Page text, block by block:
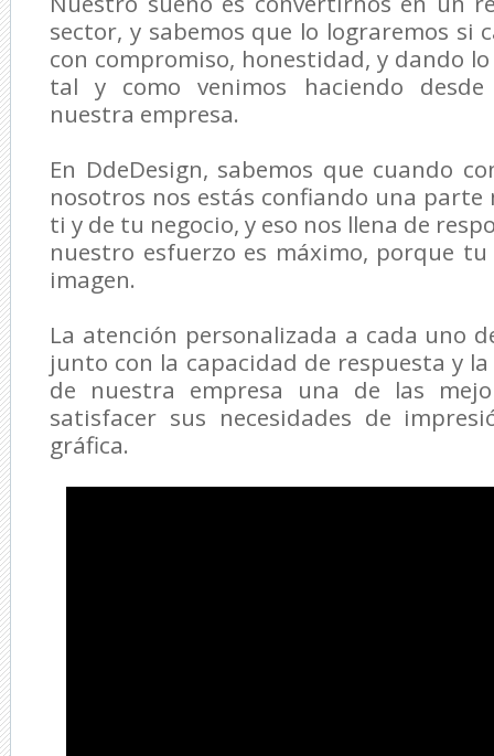
sector, y sabemos que lo lograremos si
con compromiso, honestidad, y dando
tal y como venimos haciendo
nuestra empresa.
En DdeDesign, sabemos que cuando
nosotros nos estás confiando una
ti y de tu negocio, y eso nos llena de
nuestro esfuerzo es máximo, porque
imagen.
La atención personalizada a cada uno
junto con la capacidad de respuesta y
de nuestra empresa una de las
satisfacer sus necesidades de
gráfica.